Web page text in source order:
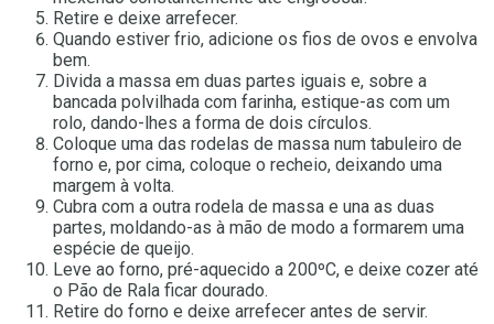
Retire e deixe arrefecer.
Quando estiver frio, adicione os fios de ovos e envolva
bem.
Divida a massa em duas partes iguais e, sobre a
bancada polvilhada com farinha, estique-as com um
rolo, dando-lhes a forma de dois círculos.
Coloque uma das rodelas de massa num tabuleiro de
forno e, por cima, coloque o recheio, deixando uma
margem à volta.
Cubra com a outra rodela de massa e una as duas
partes, moldando-as à mão de modo a formarem uma
espécie de queijo.
Leve ao forno, pré-aquecido a 200ºC, e deixe cozer até
o Pão de Rala ficar dourado.
Retire do forno e deixe arrefecer antes de servir.